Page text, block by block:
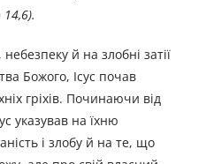
й на злобні затії
Божого, Ісус почав
гріхів. Починаючи від
указував на їхню
і злобу й на те, що